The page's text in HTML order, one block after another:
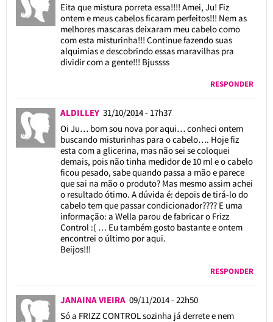
Eita que mistura porreta essa!!!! Amei, Ju! Fiz
ontem e meus cabelos ficaram perfeitos!!! Nem as
melhores mascaras deixaram meu cabelo como
com esta misturinha!!! Continue fazendo suas
alquimias e descobrindo essas maravilhas pra
dividir com a gente!!! Bjussss
RESPONDER
ALDILLEY 31/10/2014 - 17h37
Oi Ju… bom sou nova por aqui… conheci ontem
buscando misturinhas para o cabelo…. Hoje fiz
esta com a glicerina, mas não sei se coloquei
demais, pois não tinha medidor de 10 ml e o cabelo
ficou pesado, sabe quando passa a mão e parece
que sai na mão o produto? Mas mesmo assim achei
o resultado ótimo. A dúvida é: depois de tirá-lo do
cabelo tem que passar condicionador???? E uma
informação: a Wella parou de fabricar o Frizz
Control :( … Eu também gosto bastante e ontem
encontrei o último por aqui.
Beijos!!!
RESPONDER
JANAINA VIEIRA 09/11/2014 - 22h50
Só a FRIZZ CONTROL sozinha já derrete e nem